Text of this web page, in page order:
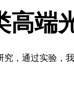
高端
，通过实验，